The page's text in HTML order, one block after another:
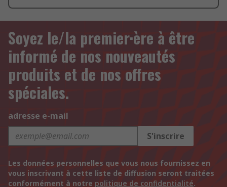
Soyez le/la premier·ère à être
informé de nos nouveautés
produits et de nos offres
spéciales.
adresse e-mail
S'inscrire
Les données personnelles que vous nous fournissez en
vous inscrivant à cette liste de diffusion seront traitées
conformément à notre politique de confidentialité.